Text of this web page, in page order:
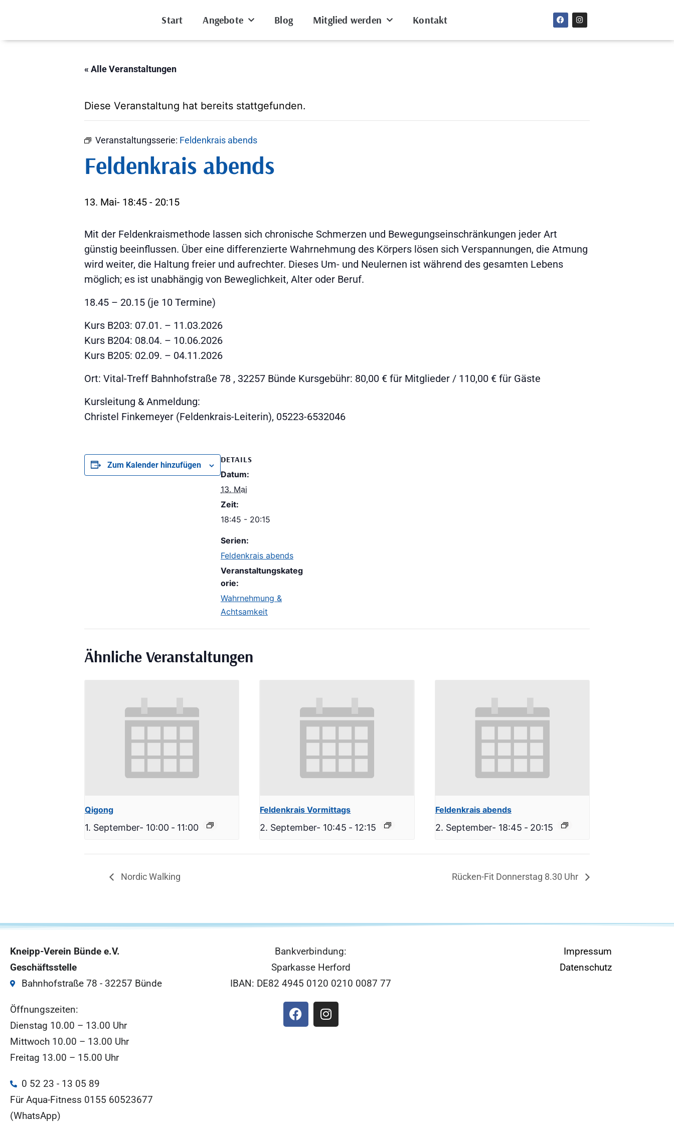
Start Angebote Blog Mitglied werden Kontakt
« Alle Veranstaltungen
Diese Veranstaltung hat bereits stattgefunden.
Veranstaltungsserie: Feldenkrais abends
Feldenkrais abends
13. Mai- 18:45 - 20:15
Mit der Feldenkraismethode lassen sich chronische Schmerzen und Bewegungseinschränkungen jeder Art
günstig beeinflussen. Über eine differenzierte Wahrnehmung des Körpers lösen sich Verspannungen, die Atmung
wird weiter, die Haltung freier und aufrechter. Dieses Um- und Neulernen ist während des gesamten Lebens
möglich; es ist unabhängig von Beweglichkeit, Alter oder Beruf.
18.45 – 20.15 (je 10 Termine)
Kurs B203: 07.01. – 11.03.2026
Kurs B204: 08.04. – 10.06.2026
Kurs B205: 02.09. – 04.11.2026
Ort: Vital-Treff Bahnhofstraße 78 , 32257 Bünde Kursgebühr: 80,00 € für Mitglieder / 110,00 € für Gäste
Kursleitung & Anmeldung:
Christel Finkemeyer (Feldenkrais-Leiterin), 05223-6532046
Zum Kalender hinzufügen
DETAILS
Datum:
13. Mai
Zeit:
18:45 - 20:15
Serien:
Feldenkrais abends
Veranstaltungskateg
orie:
Wahrnehmung &
Achtsamkeit
Ähnliche Veranstaltungen
Qigong
1. September- 10:00 - 11:00
Feldenkrais Vormittags
2. September- 10:45 - 12:15
Feldenkrais abends
2. September- 18:45 - 20:15
Nordic Walking Rücken-Fit Donnerstag 8.30 Uhr
Kneipp-Verein Bünde e.V.
Geschäftsstelle
Bahnhofstraße 78 - 32257 Bünde
Öffnungszeiten:
Dienstag 10.00 – 13.00 Uhr
Mittwoch 10.00 – 13.00 Uhr
Freitag 13.00 – 15.00 Uhr
0 52 23 - 13 05 89
Für Aqua-Fitness 0155 60523677
(WhatsApp)
Bankverbindung:
Sparkasse Herford
IBAN: DE82 4945 0120 0210 0087 77
Impressum
Datenschutz